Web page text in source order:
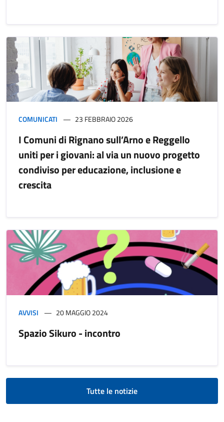
COMUNICATI 23 FEBBRAIO 2026
I Comuni di Rignano sull’Arno e Reggello
uniti per i giovani: al via un nuovo progetto
condiviso per educazione, inclusione e
crescita
AVVISI 20 MAGGIO 2024
Spazio Sikuro - incontro
Tutte le notizie